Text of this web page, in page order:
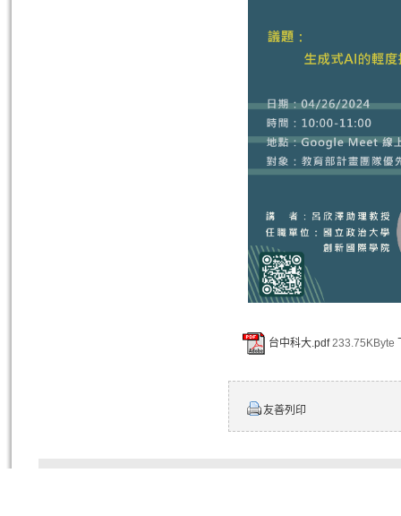
台中科大.pdf 233.75KByte
友善列印